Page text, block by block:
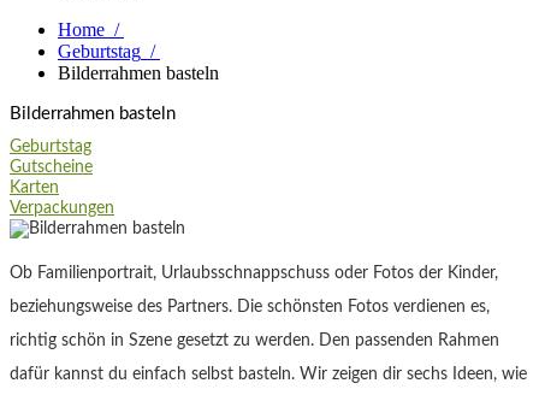
Home /
Geburtstag /
Bilderrahmen basteln
Bilderrahmen basteln
Geburtstag
Gutscheine
Karten
Verpackungen
Ob Familienportrait, Urlaubsschnappschuss oder Fotos der Kinder,
beziehungsweise des Partners. Die schönsten Fotos verdienen es,
richtig schön in Szene gesetzt zu werden. Den passenden Rahmen
dafür kannst du einfach selbst basteln. Wir zeigen dir sechs Ideen, wie